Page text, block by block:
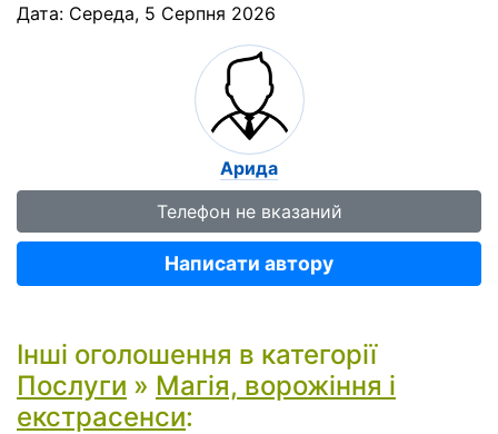
Дата: Середа, 5 Серпня 2026
Арида
Телефон не вказаний
Написати автору
Інші оголошення в категорії
Послуги » Магія, ворожіння і
екстрасенси: